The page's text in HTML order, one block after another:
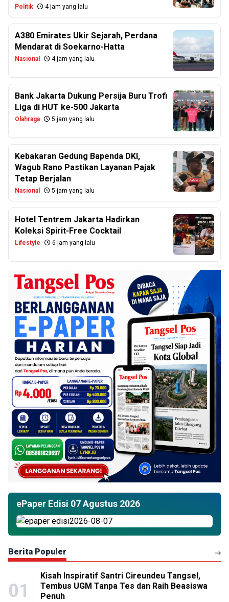
Politik 4 jam yang lalu
A380 Emirates Ukir Sejarah, Perdana
Mendarat di Soekarno-Hatta
Nasional 4 jam yang lalu
Bank Jakarta Dukung Persija Buru Trofi
Liga di HUT ke-500 Jakarta
Olahraga 5 jam yang lalu
Kebakaran Gedung Bapenda DKI,
Wagub Rano Pastikan Layanan Pajak
Tetap Berjalan
Nasional 5 jam yang lalu
Hotel Tentrem Jakarta Hadirkan
Koleksi Spirit-Free Cocktail
Lifestyle 6 jam yang lalu
ePaper Edisi 07 Agustus 2026
Berita Populer
01
Kisah Inspiratif Santri Cireundeu Tangsel,
Tembus UGM Tanpa Tes dan Raih Beasiswa
Penuh